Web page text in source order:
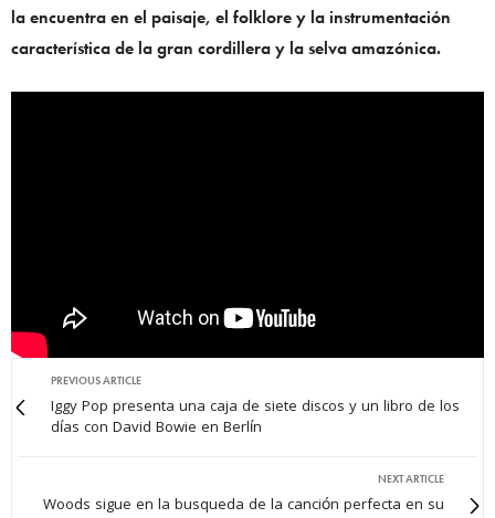
la encuentra en el paisaje, el folklore y la instrumentación
característica de la gran cordillera y la selva amazónica.
PREVIOUS ARTICLE
Iggy Pop presenta una caja de siete discos y un libro de los
días con David Bowie en Berlín
NEXT ARTICLE
Woods sigue en la busqueda de la canción perfecta en su